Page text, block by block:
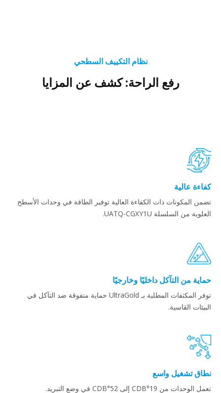
نظام التكييف السطحي
رفع الراحة: كشف عن المزايا
كفاءة عالية
تضمن المكونات ذات الكفاءة العالية توفير الطاقة في وحدات الأسطح
العلوية من السلسلة UATQ-CGXY1U.
حماية من التآكل داخليًا وخارجيًا
توفر المكثفات المطلية بـ UltraGold حماية متفوقة ضد التآكل في
البيئات القاسية.
نطاق تشغيل واسع
تعمل الوحدات من 19°CDB إلى 52°CDB في وضع التبريد.